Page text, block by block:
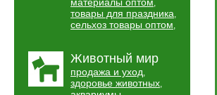
,
товары для праздника,
сельхоз товары оптом,
Животный мир
продажа и уход,
здоровье животных,